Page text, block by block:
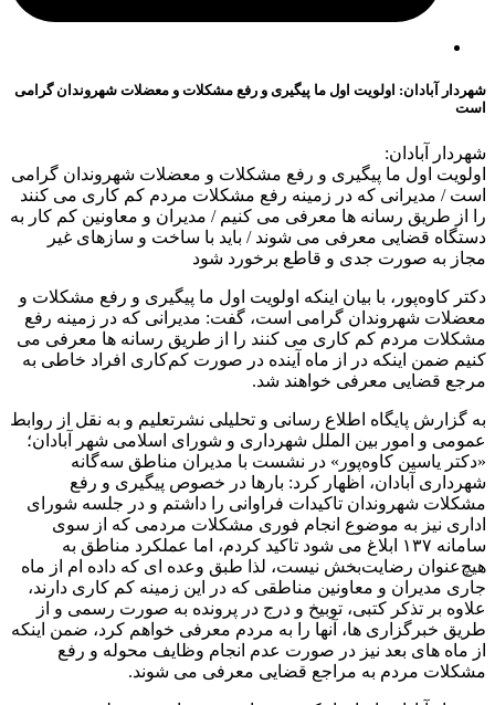
شهردار آبادان: اولویت اول ما پیگیری و رفع مشکلات و معضلات شهروندان گرامی
است
شهردار آبادان:
اولویت اول ما پیگیری و رفع مشکلات و معضلات شهروندان گرامی
است / مدیرانی که در زمینه رفع مشکلات مردم کم کاری می کنند
را از طریق رسانه ها معرفی می کنیم / مدیران و‌ معاونین کم کار به
دستگاه قضایی معرفی می شوند / باید با ساخت و سازهای غیر
مجاز به صورت جدی و قاطع برخورد شود
دکتر کاوه‌پور، با بیان اینکه اولویت اول ما پیگیری و رفع مشکلات و
معضلات شهروندان گرامی است، گفت: مدیرانی که در زمینه رفع
مشکلات مردم کم کاری می کنند را از طریق رسانه ها معرفی می
کنیم ضمن اینکه در از ماه آینده در صورت کم‌کاری افراد خاطی به
مرجع قضایی معرفی خواهند شد.
به گزارش پایگاه اطلاع رسانی و تحلیلی نشرتعلیم و به نقل از روابط
عمومی و امور بین الملل شهرداری و شورای اسلامی شهر آبادان؛
«دکتر یاسین کاوه‌پور» در نشست با مدیران مناطق سه‌گانه
شهرداری آبادان، اظهار کرد: بارها در خصوص پیگیری و رفع
مشکلات شهروندان تاکیدات فراوانی را داشتم و در جلسه شورای
اداری نیز به موضوع انجام فوری مشکلات مردمی که از سوی
سامانه ۱۳۷ ابلاغ می شود تاکید کردم، اما عملکرد مناطق به
هیچ‌عنوان رضایت‌بخش نیست، لذا طبق وعده ای که داده ام از ماه
جاری مدیران و معاونین مناطقی که در این زمینه کم کاری دارند،
علاوه بر تذکر کتبی، توبیخ و درج در پرونده به صورت رسمی و از
طریق خبرگزاری ها، آنها را به مردم معرفی خواهم کرد، ضمن اینکه
از ماه های بعد نیز در صورت عدم انجام وظایف محوله و رفع
مشکلات مردم به مراجع قضایی معرفی می شوند.